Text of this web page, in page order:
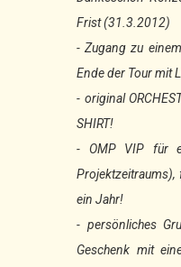
Frist (31.3.2012)
- Zugang zu
Ende der Tour mit
- original
SHIRT!
- OMP VIP für
Projektzeitraums),
ein Jahr!
- persönliches
Geschenk mit